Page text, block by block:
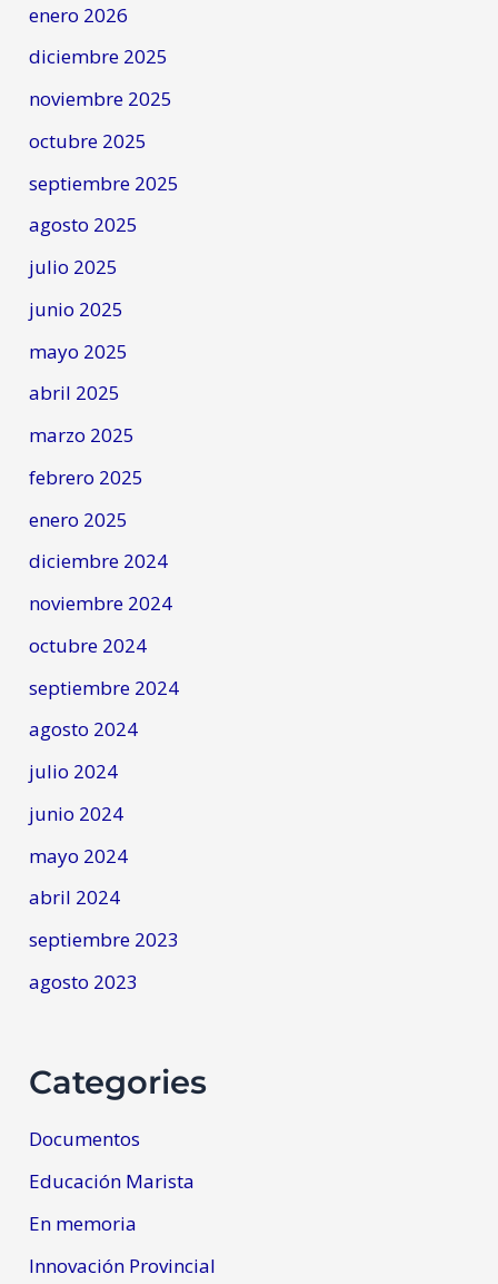
enero 2026
diciembre 2025
noviembre 2025
octubre 2025
septiembre 2025
agosto 2025
julio 2025
junio 2025
mayo 2025
abril 2025
marzo 2025
febrero 2025
enero 2025
diciembre 2024
noviembre 2024
octubre 2024
septiembre 2024
agosto 2024
julio 2024
junio 2024
mayo 2024
abril 2024
septiembre 2023
agosto 2023
Categories
Documentos
Educación Marista
En memoria
Innovación Provincial